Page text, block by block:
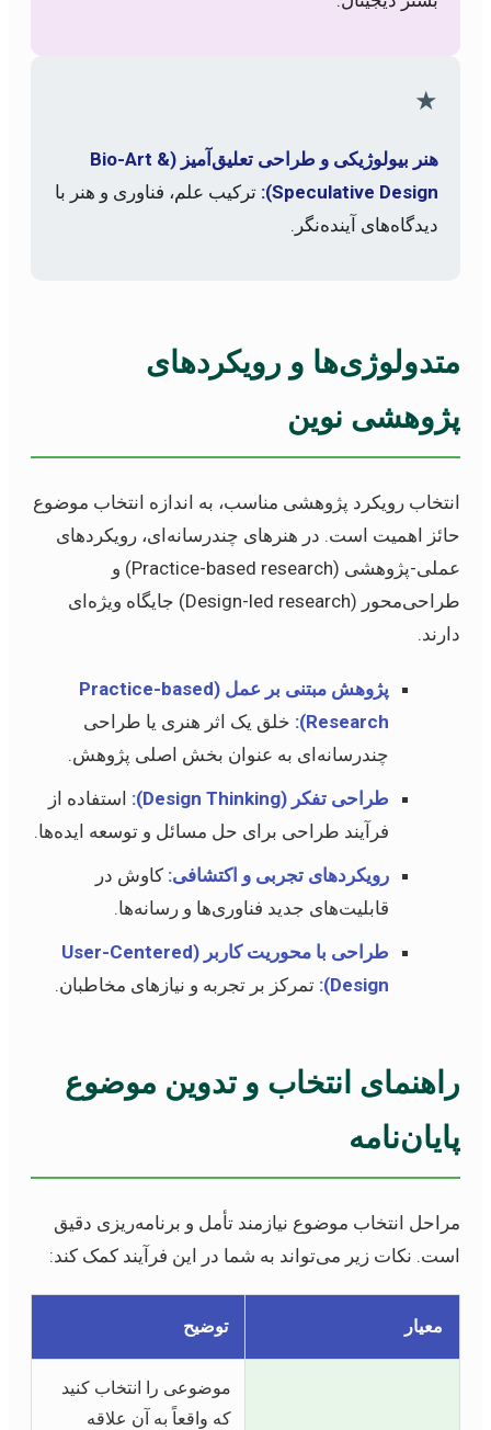
★
هنر بیولوژیکی و طراحی تعلیق‌آمیز (Bio-Art &
Speculative Design):
ترکیب علم، فناوری و هنر با
دیدگاه‌های آینده‌نگر.
متدولوژی‌ها و رویکردهای
پژوهشی نوین
انتخاب رویکرد پژوهشی مناسب، به اندازه انتخاب موضوع
حائز اهمیت است. در هنرهای چندرسانه‌ای، رویکردهای
عملی-پژوهشی (Practice-based research) و
طراحی‌محور (Design-led research) جایگاه ویژه‌ای
دارند.
پژوهش مبتنی بر عمل (Practice-based
Research):
خلق یک اثر هنری یا طراحی
چندرسانه‌ای به عنوان بخش اصلی پژوهش.
طراحی تفکر (Design Thinking):
استفاده از
فرآیند طراحی برای حل مسائل و توسعه ایده‌ها.
رویکردهای تجربی و اکتشافی: کاوش در
قابلیت‌های جدید فناوری‌ها و رسانه‌ها.
طراحی با محوریت کاربر (User-Centered
Design):
تمرکز بر تجربه و نیازهای مخاطبان.
راهنمای انتخاب و تدوین موضوع
پایان‌نامه
مراحل انتخاب موضوع نیازمند تأمل و برنامه‌ریزی دقیق
است. نکات زیر می‌تواند به شما در این فرآیند کمک کند:
معیار توضیح
موضوعی را انتخاب کنید
که واقعاً به آن علاقه